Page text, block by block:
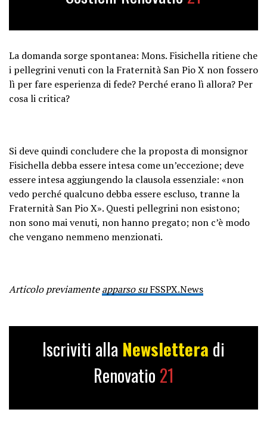
La domanda sorge spontanea: Mons. Fisichella ritiene che
i pellegrini venuti con la Fraternità San Pio X non fossero
lì per fare esperienza di fede? Perché erano lì allora? Per
cosa li critica?
Si deve quindi concludere che la proposta di monsignor
Fisichella debba essere intesa come un’eccezione; deve
essere intesa aggiungendo la clausola essenziale: «non
vedo perché qualcuno debba essere escluso, tranne la
Fraternità San Pio X». Questi pellegrini non esistono;
non sono mai venuti, non hanno pregato; non c’è modo
che vengano nemmeno menzionati.
Articolo previamenteapparso suFSSPX.News
Iscriviti alla Newslettera di
Renovatio 21